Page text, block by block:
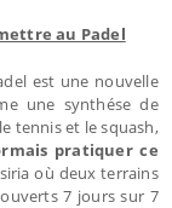
au Padel
est une nouvelle
une synthése de
tennis et le squash,
pratiquer ce
où deux terrains
7 jours sur 7